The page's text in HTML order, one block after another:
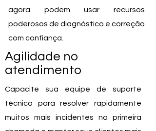
agora podem usar recursos
poderosos de diagnóstico e correção
com confiança.
Agilidade no
atendimento
Capacite sua equipe de suporte
técnico para resolver rapidamente
muitos mais incidentes na primeira